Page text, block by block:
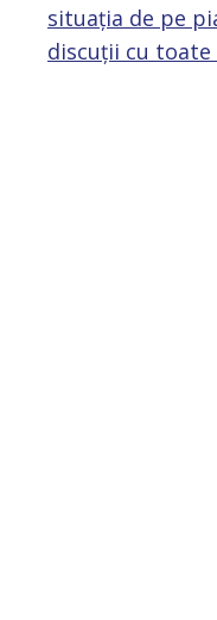
situația de pe
discuții cu